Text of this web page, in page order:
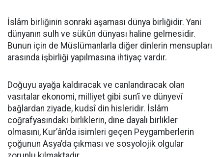
İslâm birliğinin sonraki aşaması dünya birliğidir. Yani
dünyanın sulh ve sükûn dünyası haline gelmesidir.
Bunun için de Müslümanlarla diğer dinlerin mensupları
arasında işbirliği yapılmasına ihtiyaç vardır.
Doğuyu ayağa kaldıracak ve canlandıracak olan
vasıtalar ekonomi, milliyet gibi sun’î ve dünyevî
bağlardan ziyade, kudsî din hisleridir. İslâm
coğrafyasındaki birliklerin, dine dayalı birlikler
olmasını, Kur’ân’da isimleri geçen Peygamberlerin
çoğunun Asya’da çıkması ve sosyolojik olgular